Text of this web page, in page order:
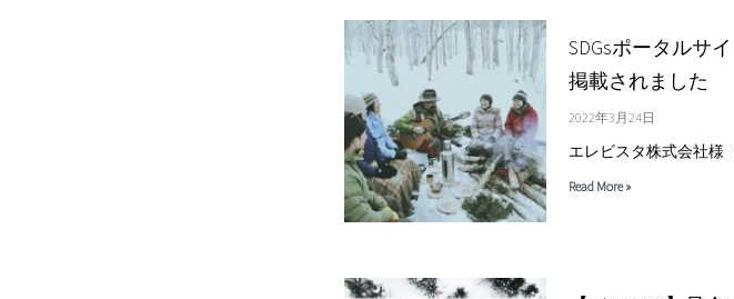
SDGsポータルサ
掲載されました
2022年3月24日
エレビスタ株式会社様
Read More »